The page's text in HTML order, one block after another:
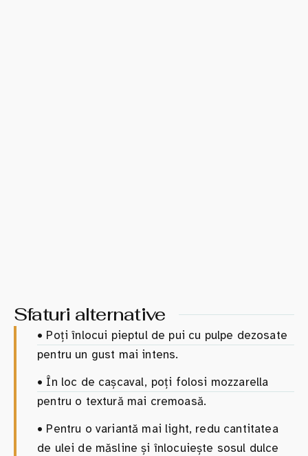
Sfaturi alternative
• Poți înlocui pieptul de pui cu pulpe dezosate
pentru un gust mai intens.
• În loc de cașcaval, poți folosi mozzarella
pentru o textură mai cremoasă.
• Pentru o variantă mai light, redu cantitatea
de ulei de măsline și înlocuiește sosul dulce